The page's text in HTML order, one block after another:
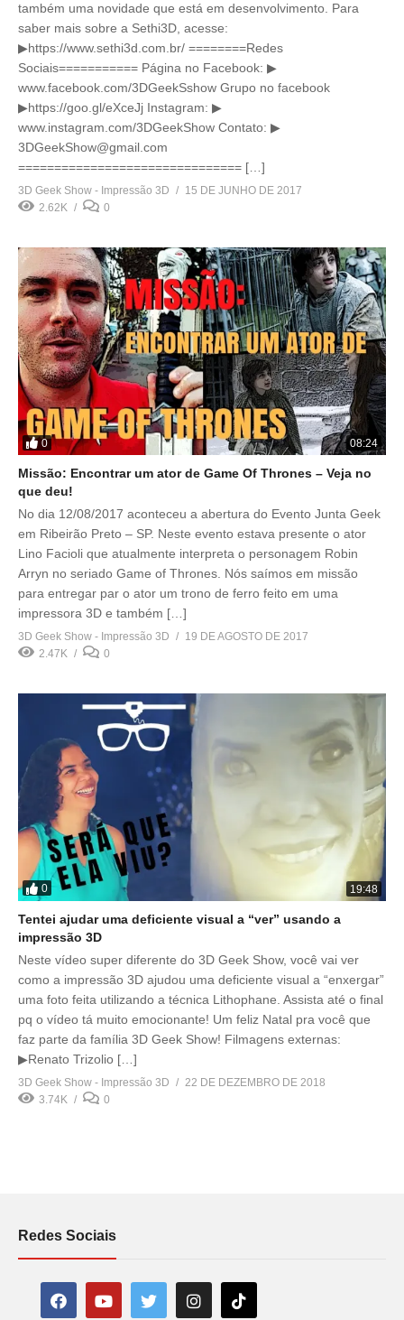
também uma novidade que está em desenvolvimento. Para
saber mais sobre a Sethi3D, acesse:
▶https://www.sethi3d.com.br/ ========Redes
Sociais=========== Página no Facebook: ▶
www.facebook.com/3DGeekSshow Grupo no facebook
▶https://goo.gl/eXceJj Instagram: ▶
www.instagram.com/3DGeekShow Contato: ▶
3DGeekShow@gmail.com
=============================== […]
3D Geek Show - Impressão 3D
15 DE JUNHO DE 2017
2.62K
0
0 08:24
Missão: Encontrar um ator de Game Of Thrones – Veja no
que deu!
No dia 12/08/2017 aconteceu a abertura do Evento Junta Geek
em Ribeirão Preto – SP. Neste evento estava presente o ator
Lino Facioli que atualmente interpreta o personagem Robin
Arryn no seriado Game of Thrones. Nós saímos em missão
para entregar par o ator um trono de ferro feito em uma
impressora 3D e também […]
3D Geek Show - Impressão 3D
19 DE AGOSTO DE 2017
2.47K
0
0 19:48
Tentei ajudar uma deficiente visual a “ver” usando a
impressão 3D
Neste vídeo super diferente do 3D Geek Show, você vai ver
como a impressão 3D ajudou uma deficiente visual a “enxergar”
uma foto feita utilizando a técnica Lithophane. Assista até o final
pq o vídeo tá muito emocionante! Um feliz Natal pra você que
faz parte da família 3D Geek Show! Filmagens externas:
▶Renato Trizolio […]
3D Geek Show - Impressão 3D
22 DE DEZEMBRO DE 2018
3.74K
0
Redes Sociais